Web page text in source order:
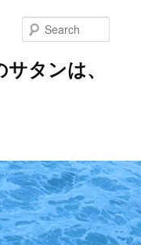
タンは、